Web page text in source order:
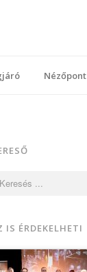
Nézőpont
IS ÉRDEKELHETI